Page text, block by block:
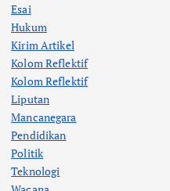
Esai
Hukum
Kirim Artikel
Kolom Reflektif
Kolom Reflektif
Liputan
Mancanegara
Pendidikan
Politik
Teknologi